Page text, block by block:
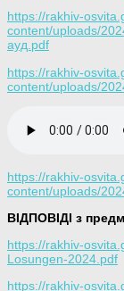
https://rakhiv-
content/uploads/
ауд.pdf
https://rakhiv-
content/uploads/
https://rakhiv-
content/uploads/
ВІДПОВІДІ з
https://rakhiv-
Losungen-2024.pdf
https://rakhiv-